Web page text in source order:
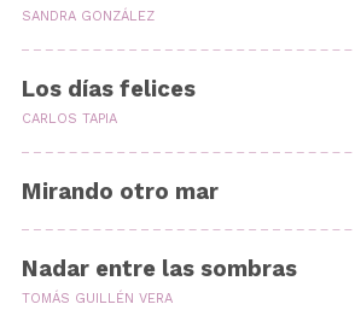
SANDRA GONZÁLEZ
Los días felices
CARLOS TAPIA
Mirando otro mar
Nadar entre las sombras
TOMÁS GUILLÉN VERA